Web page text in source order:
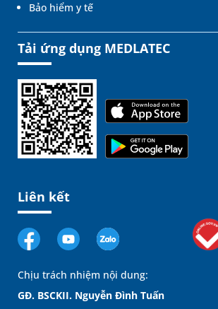
Bảo hiểm y tế
Tải ứng dụng MEDLATEC
Liên kết
Chịu trách nhiệm nội dung:
GĐ. BSCKII. Nguyễn Đình Tuấn